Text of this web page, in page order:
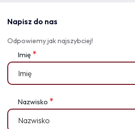
Napisz do nas
Odpowiemy jak najszybciej!
Imię *
Nazwisko *